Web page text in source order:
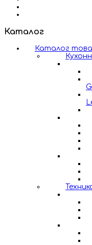
Каталог
Каталог